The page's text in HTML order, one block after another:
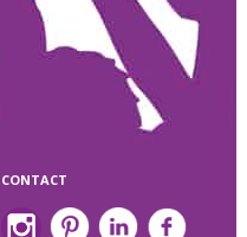
CONTACT